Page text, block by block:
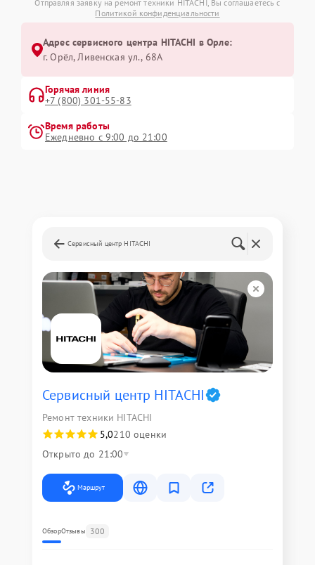
Отправляя заявку на ремонт техники HITACHI, Вы соглашаетесь с
Политикой конфиденциальности
Адрес сервисного центра HITACHI в Орле:
г. Орёл, Ливенская ул., 68А
Горячая линия
+7 (800) 301-55-83
Время работы
Ежедневно с 9:00 до 21:00
Сервисный центр HITACHI
Сервисный центр HITACHI
Ремонт техники HITACHI
5,0210 оценки
Открыто до 21:00
Маршрут
ОбзорОтзывы 300